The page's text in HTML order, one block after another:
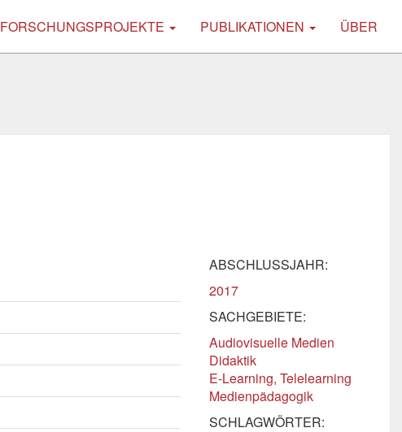
FORSCHUNGSPROJEKTE PUBLIKATIONEN ÜBER
ABSCHLUSSJAHR:
2017
SACHGEBIETE:
Audiovisuelle Medien
Didaktik
E-Learning, Telelearning
Medienpädagogik
SCHLAGWÖRTER: